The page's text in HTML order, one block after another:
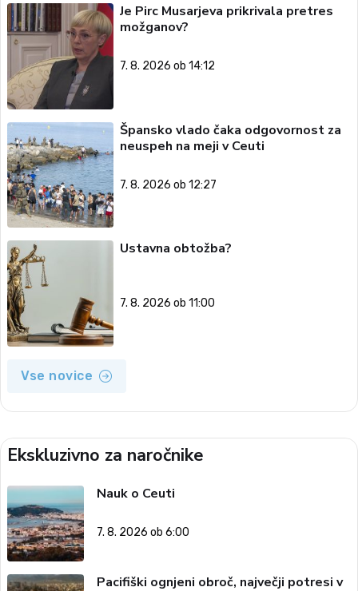
Je Pirc Musarjeva prikrivala pretres
možganov?
7. 8. 2026 ob 14:12
Špansko vlado čaka odgovornost za
neuspeh na meji v Ceuti
7. 8. 2026 ob 12:27
Ustavna obtožba?
7. 8. 2026 ob 11:00
Vse novice
Ekskluzivno za naročnike
Nauk o Ceuti
7. 8. 2026 ob 6:00
Pacifiški ognjeni obroč, največji potresi v